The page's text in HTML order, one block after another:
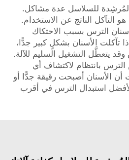
للسلاسل عدة مشاكل.
التآكل الناتج عن الاستخدام.
الترس بسبب الاحتكاك
تآكلت الأسنان بشكلٍ كبير جدًّا،
وقد يتعطَّل التشغيل السليم للآلة.
بانتظام لاكتشاف أي
أن الأسنان أصبحت رقيقة جدًّا أو
استبدال الترس في أقرب